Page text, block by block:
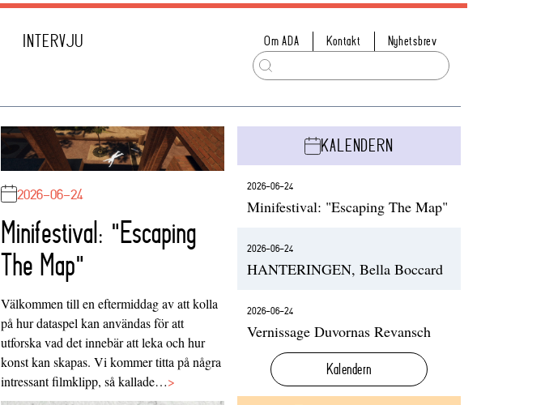
INTERVJU Om ADA Kontakt Nyhetsbrev
2026-06-24
Minifestival: "Escaping
The Map"
Välkommen till en eftermiddag av att kolla
på hur dataspel kan användas för att
utforska vad det innebär att leka och hur
konst kan skapas. Vi kommer titta på några
intressant filmklipp, så kallade…>
KALENDERN
2026-06-24
Minifestival: "Escaping The Map"
2026-06-24
HANTERINGEN, Bella Boccard
2026-06-24
Vernissage Duvornas Revansch
Kalendern